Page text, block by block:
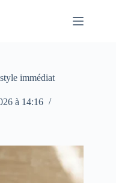
immédiat
à 14:16